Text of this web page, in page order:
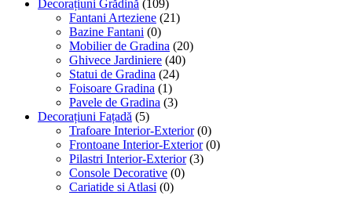
Decorațiuni Grădină (109)
Fantani Arteziene (21)
Bazine Fantani (0)
Mobilier de Gradina (20)
Ghivece Jardiniere (40)
Statui de Gradina (24)
Foisoare Gradina (1)
Pavele de Gradina (3)
Decorațiuni Fațadă (5)
Trafoare Interior-Exterior (0)
Frontoane Interior-Exterior (0)
Pilastri Interior-Exterior (3)
Console Decorative (0)
Cariatide si Atlasi (0)